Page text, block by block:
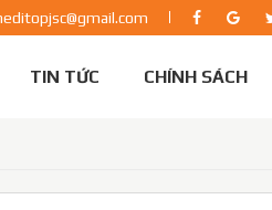
TIN TỨC CHÍNH SÁCH